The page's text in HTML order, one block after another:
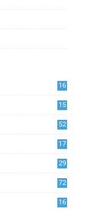
16
15
52
17
29
72
16